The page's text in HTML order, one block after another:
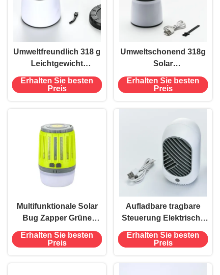
Umweltfreundlich 318 g
Leichtgewicht
Mückenschutzmittel
Schädlingsbekämpfung
Erhalten Sie besten
Preis
Umweltschonend 318g
Solar
Insektenschutzmittel für
nachhaltige
Erhalten Sie besten
Preis
Multifunktionale Solar
Bug Zapper Grüne
Elektrische Schock
Moskito Killing Lamp für
Erhalten Sie besten
Preis
Aufladbare tragbare
Steuerung Elektrische
Mückenschutzlampe
Haushalt Geräuscharm
Erhalten Sie besten
Preis